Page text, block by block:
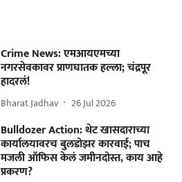
Crime News: एमआयएमच्या
नगरसेवकावर प्राणघातक हल्ला; चंद्रपूर
हादरलं!
Bharat Jadhav 26 Jul 2026
Bulldozer Action: थेट खासदाराच्या
कार्यालयावरच बुलडोझर कारवाई; पाच
मजली ऑफिस केलं जमीनदोस्त, काय आहे
प्रकरण?